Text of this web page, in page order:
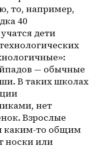
, то, например,
40
дети
— обычные
В таких школах
нет
Взрослые
каким-то общим
носки или